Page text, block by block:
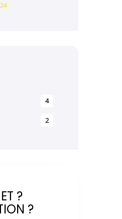
4
2
?
?